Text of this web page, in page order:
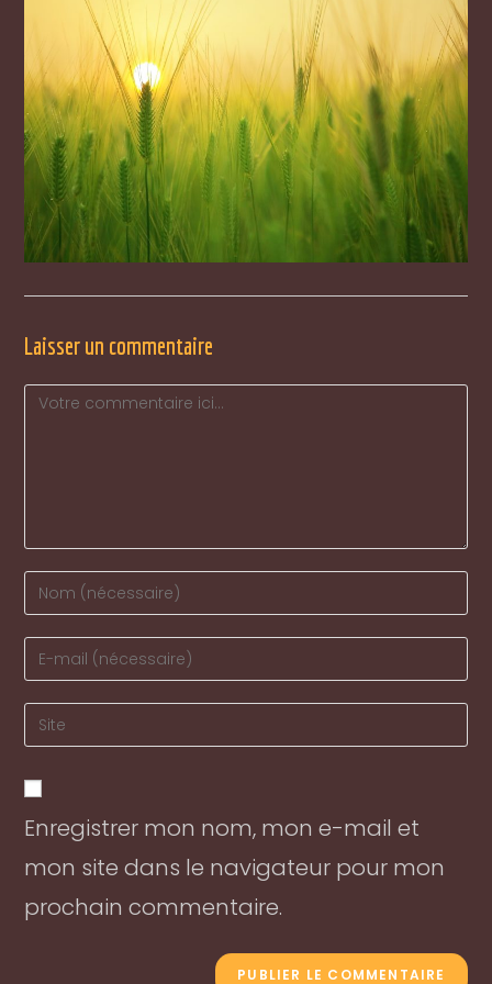
Laisser un commentaire
Comment
Enter
your
name
to
comment
Enter
your
email
address
comment
Enter
your
URL
(optional)
Enregistrer mon nom, mon e-mail et
mon site dans le navigateur pour mon
prochain commentaire.